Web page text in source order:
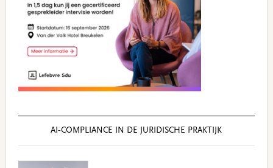
AI‑COMPLIANCE IN DE JURIDISCHE PRAKTIJK